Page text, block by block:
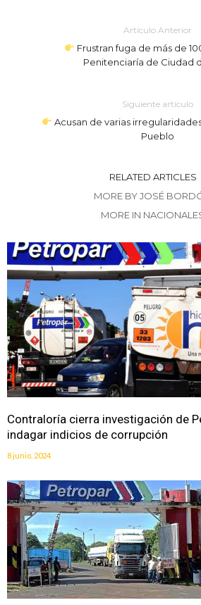
Artículo Anterior
Frustran fuga de más de
Penitenciaría de Ciudad
Siguiente artículo
Acusan de varias
Pueblo
RELATED ARTICLES
MORE BY JOSÉ
MORE IN
Contraloría cierra investigación de
indagar indicios de corrupción
8 junio, 2024